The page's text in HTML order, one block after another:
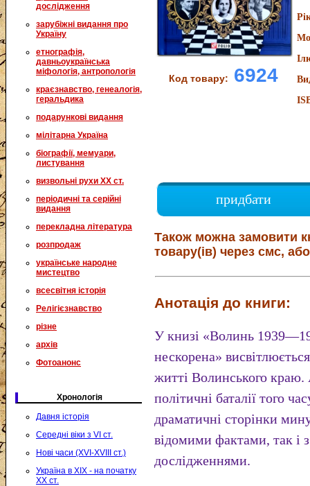
дослідження
зарубіжні видання про
Україну
етнографія,
давньоукраїнська
міфологія, антропологія
краєзнавство, генеалогія,
геральдика
подарункові видання
мілітарна Україна
біографії, мемуари,
листування
визвольні рухи XX ст.
періодичні та серійні
видання
перекладна література
розпродаж
українське народне
мистецтво
всесвітня історія
Релігієзнавство
різне
архів
Фотоанонс
Хронологія
Давня історія
Середні віки з VI ст.
Нові часи (XVI-XVIII ст.)
Україна в XIX - на початку
XX ст.
Код товару: 6924
придбати
Також можна замовити
товару(ів) через смс,
Анотація до книги:
У книзі «Волинь
нескорена»
житті Волинського
політичні баталії того
драматичні сторінки
відомими фактами, так і
дослідженнями.